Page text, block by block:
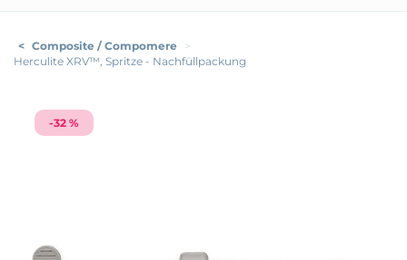
< Composite / Compomere
>
Herculite XRV™, Spritze - Nachfüllpackung
-32 %